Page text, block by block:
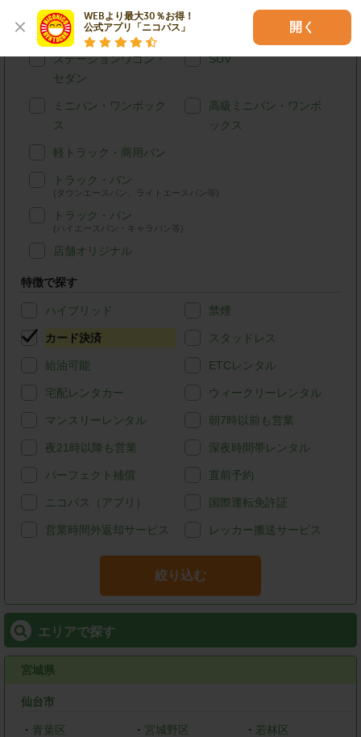
WEBより最大30％お得！
公式アプリ「ニコパス」
開く
軽自動車
ステーションワゴン・
セダン
SUV
ミニバン・ワンボック
ス
高級ミニバン・ワンボ
ックス
軽トラック・商用バン
トラック・バン
(タウンエースバン、ライトエースバン等)
トラック・バン
(ハイエースバン・キャラバン等)
店舗オリジナル
特徴で探す
ハイブリッド 禁煙
カード決済 スタッドレス
給油可能 ETCレンタル
宅配レンタカー ウィークリーレンタル
マンスリーレンタル 朝7時以前も営業
夜21時以降も営業 深夜時間帯レンタル
パーフェクト補償 直前予約
ニコパス（アプリ） 国際運転免許証
営業時間外返却サービス レッカー搬送サービス
絞り込む
エリアで探す
宮城県
仙台市
・ 青葉区 ・ 宮城野区 ・ 若林区